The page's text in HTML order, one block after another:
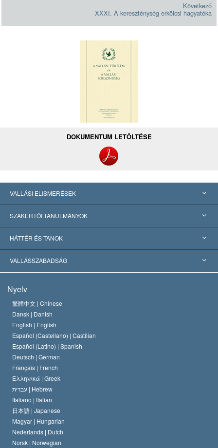
Következő
XXXI. A kereszténység erkölcsi hagyatéka
DOKUMENTUM LETÖLTÉSE
VALLÁSI ELISMERÉSEK
USA
Nemzetközi elismerések
Jelentős ítéletek
SZAKÉRTŐI TANULMÁNYOK
Tanulmányok kategóriák szerint
A világ legnagyobb szaktekintélyei
HÁTTÉR ÉS TANOK
L. Ron Hubbard
A Szcientológia Egyház hitvallása
A Szcientológus kódex
David Miscavige
VALLÁSSZABADSÁG
Nemzetközi emberi jogi standardok
Nyilatkozat a vallásról
Nyelv
繁體中文 | Chinese
Dansk | Danish
English | English
Español (Castellano) | Castilian
Español (Latino) | Spanish
Deutsch | German
Français | French
Ελληνικά | Greek
עברית | Hebrew
Italiano | Italian
日本語 | Japanese
Magyar | Hungarian
Nederlands | Dutch
Norsk | Norwegian